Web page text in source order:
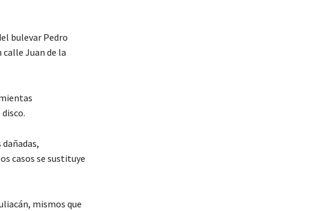
bulevar Pedro
calle Juan de la
casos se sustituye
mismos que